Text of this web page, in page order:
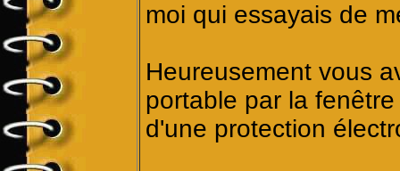
moi qui essayais de
Heureusement vous
portable par la
d'une protection